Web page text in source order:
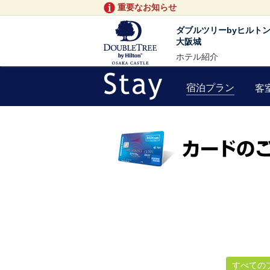
重要なお知らせ
ダブルツリーbyヒルトン
大阪城
ホテル紹介
宿泊プラン 客
すべての